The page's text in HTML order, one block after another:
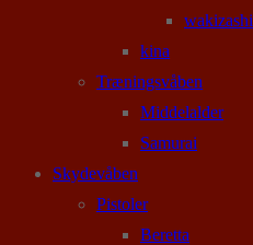
wakizashi
kina
Træningsvåben
Middelalder
Samurai
Skydevåben
Pistoler
Beretta